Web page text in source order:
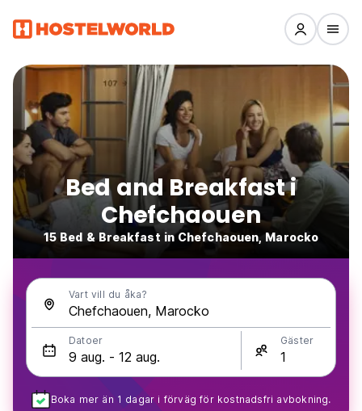
Bed and Breakfast i
Chefchaouen
15 Bed & Breakfast in Chefchaouen, Marocko
Vart vill du åka?
Datoer Gäster
Boka mer än 1 dagar i förväg för kostnadsfri avbokning.